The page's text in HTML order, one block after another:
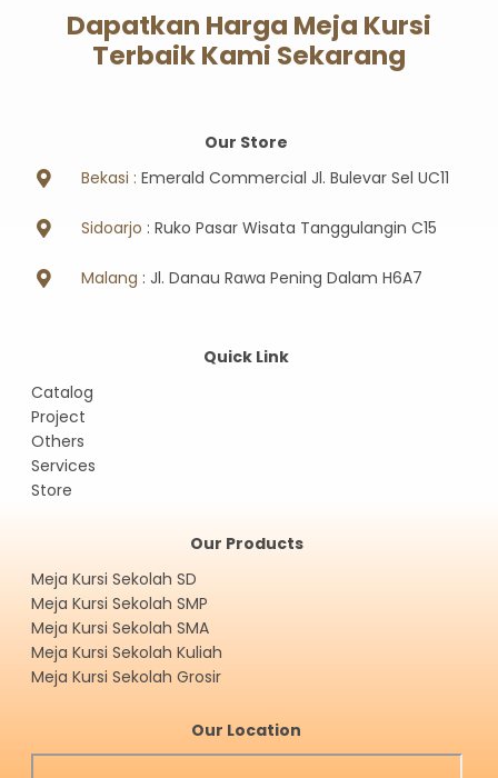
Dapatkan Harga Meja Kursi
Terbaik Kami Sekarang
Our Store
Bekasi : Emerald Commercial Jl. Bulevar Sel UC11
Sidoarjo : Ruko Pasar Wisata Tanggulangin C15
Malang : Jl. Danau Rawa Pening Dalam H6A7
Quick Link
Catalog
Project
Others
Services
Store
Our Products
Meja Kursi Sekolah SD
Meja Kursi Sekolah SMP
Meja Kursi Sekolah SMA
Meja Kursi Sekolah Kuliah
Meja Kursi Sekolah Grosir
Our Location